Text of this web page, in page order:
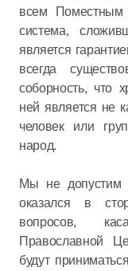
всем
система,
является
всегда
соборность, что
ней является не
человек или
народ.
Мы не допустим
оказался в
вопросов,
Православной
будут